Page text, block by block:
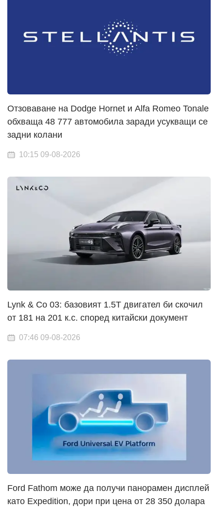
Отзоваване на Dodge Hornet и Alfa Romeo Tonale
обхваща 48 777 автомобила заради усукващи се
задни колани
10:15 09-08-2026
Lynk & Co 03: базовият 1.5T двигател би скочил
от 181 на 201 к.с. според китайски документ
07:46 09-08-2026
Ford Fathom може да получи панорамен дисплей
като Expedition, дори при цена от 28 350 долара